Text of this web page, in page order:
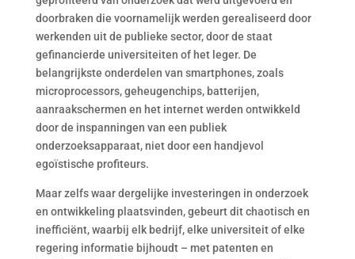
doorbraken die voornamelijk werden gerealiseerd door
werkenden uit de publieke sector, door de staat
gefinancierde universiteiten of het leger. De
belangrijkste onderdelen van smartphones, zoals
microprocessors, geheugenchips, batterijen,
aanraakschermen en het internet werden ontwikkeld
door de inspanningen van een publiek
onderzoeksapparaat, niet door een handjevol
egoïstische profiteurs.
Maar zelfs waar dergelijke investeringen in onderzoek
en ontwikkeling plaatsvinden, gebeurt dit chaotisch en
inefficiënt, waarbij elk bedrijf, elke universiteit of elke
regering informatie bijhoudt – met patenten en